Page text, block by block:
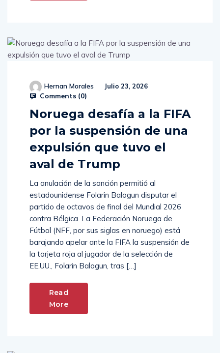
Hernan Morales Julio 23, 2026
Comments (0)
Noruega desafía a la FIFA
por la suspensión de una
expulsión que tuvo el
aval de Trump
La anulación de la sanción permitió al
estadounidense Folarin Balogun disputar el
partido de octavos de final del Mundial 2026
contra Bélgica. La Federación Noruega de
Fútbol (NFF, por sus siglas en noruego) está
barajando apelar ante la FIFA la suspensión de
la tarjeta roja al jugador de la selección de
EE.UU., Folarin Balogun, tras […]
Read
More